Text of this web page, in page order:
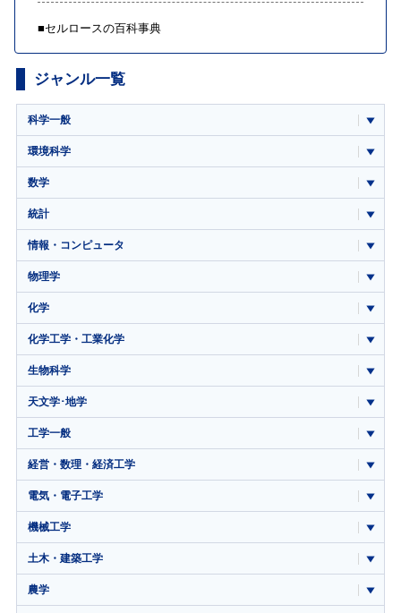
■セルロースの百科事典
ジャンル一覧
科学一般
環境科学
数学
統計
情報・コンピュータ
物理学
化学
化学工学・工業化学
生物科学
天文学･地学
工学一般
経営・数理・経済工学
電気・電子工学
機械工学
土木・建築工学
農学